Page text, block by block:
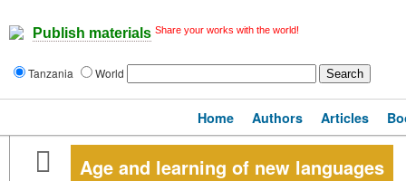
Publish materials Share your works with the world!
Tanzania World
Home Authors Articles
Age and learning of new languages